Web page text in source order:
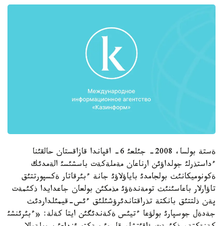
ةستة بولسا، 2008- جئلعئ 6- اقپاندا قازاقستان حالقئنا
ءداستذرلئ جولداؤئن ارناعان مةملةكةت باسشئسئ الةمدئك
ةكونوميكانئث بولجامدئ باياؤلاؤئ جانة ءبئرقاتار ةكسپورتتئق
تاؤارلار باعاسئنئث تومةندةؤئ مذمكئن بولعان جاعدايدا ذكئمةت
پةن ذلتتئق بانكتة تذراقتاندئرؤشئلئق ءئس-قيمئلداردئث
جةدةل جوسپارئ بولؤعا ءتيئس ةكةندئگئن ايتا كةلة: «ءبئرئنشئ